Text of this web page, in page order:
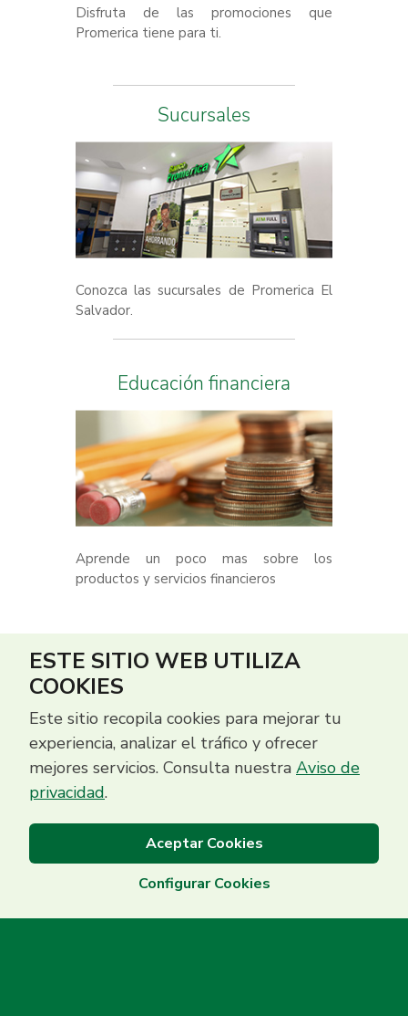
Disfruta de las promociones que
Promerica tiene para ti.
Sucursales
Conozca las sucursales de Promerica El
Salvador.
Educación financiera
Aprende un poco mas sobre los
productos y servicios financieros
Centro de Contacto
ESTE SITIO WEB UTILIZA
COOKIES
Este sitio recopila cookies para mejorar tu
experiencia, analizar el tráfico y ofrecer
mejores servicios. Consulta nuestra Aviso de
privacidad.
Aceptar Cookies
Configurar Cookies